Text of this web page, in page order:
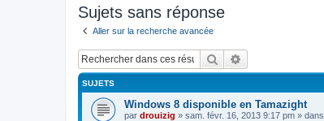
Sujets sans réponse
Aller sur la recherche avancée
Rechercher
SUJETS
Windows 8 disponible en Tamazight
par drouizig » sam. févr. 16, 2013 9:17 pm » dans